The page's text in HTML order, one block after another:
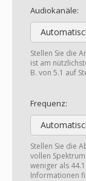
Audiokanäle:
Stellen Sie die
ist am
B. von 5.1 auf
Frequenz:
Stellen Sie die
vollen
weniger als
Informationen